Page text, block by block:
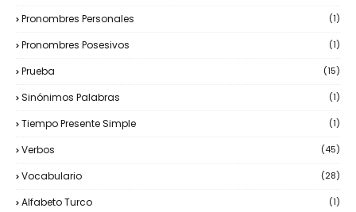
Pronombres Personales (1)
Pronombres Posesivos (1)
Prueba (15)
Sinónimos Palabras (1)
Tiempo Presente Simple (1)
Verbos (45)
Vocabulario (28)
Alfabeto Turco (1)